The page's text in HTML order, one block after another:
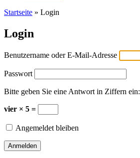
Startseite » Login
Login
Benutzername oder E-Mail-Adresse
Passwort
Bitte geben Sie eine Antwort in Ziffern ein:
vier × 5 =
Angemeldet bleiben